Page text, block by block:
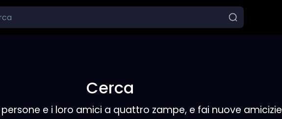
Cerca
e i loro amici a quattro zampe, e fai nuove amicizie